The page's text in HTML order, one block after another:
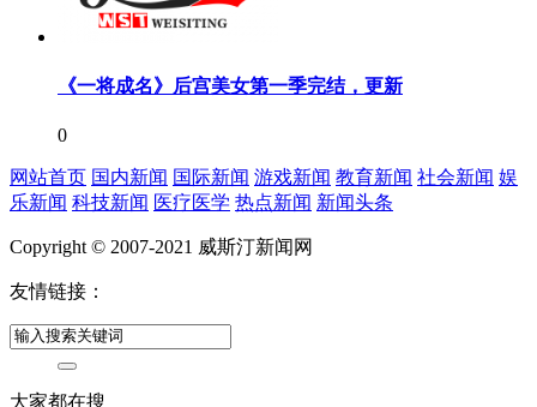
《一将成名》后宫美女第一季完结，更新
0
网站首页 国内新闻 国际新闻 游戏新闻 教育新闻 社会新闻 娱
乐新闻 科技新闻 医疗医学 热点新闻 新闻头条
Copyright © 2007-2021 威斯汀新闻网
友情链接：
大家都在搜